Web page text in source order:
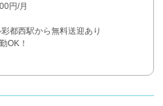
円/月
都西駅から無料送迎あり
OK！